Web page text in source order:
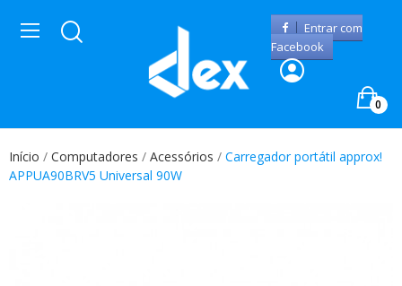
Entrar com
Facebook
0
Início Computadores Acessórios
Carregador portátil approx!
APPUA90BRV5 Universal 90W